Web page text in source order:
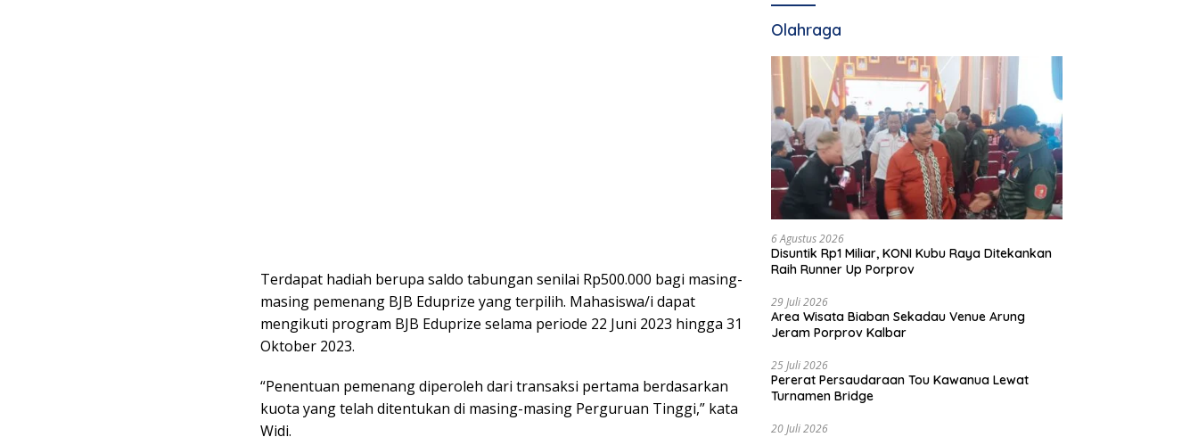
Terdapat hadiah berupa saldo tabungan senilai Rp500.000 bagi masing-
masing pemenang BJB Eduprize yang terpilih. Mahasiswa/i dapat
mengikuti program BJB Eduprize selama periode 22 Juni 2023 hingga 31
Oktober 2023.
“Penentuan pemenang diperoleh dari transaksi pertama berdasarkan
kuota yang telah ditentukan di masing-masing Perguruan Tinggi,” kata
Widi.
Olahraga
6 Agustus 2026
Disuntik Rp1 Miliar, KONI Kubu Raya Ditekankan
Raih Runner Up Porprov
29 Juli 2026
Area Wisata Biaban Sekadau Venue Arung
Jeram Porprov Kalbar
25 Juli 2026
Pererat Persaudaraan Tou Kawanua Lewat
Turnamen Bridge
20 Juli 2026